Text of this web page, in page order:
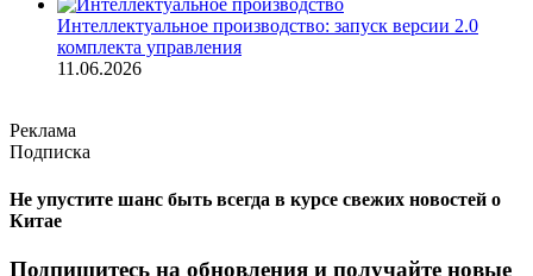
Интеллектуальное производство: запуск версии 2.0
комплекта управления
11.06.2026
Реклама
Подписка
Не упустите шанс быть всегда в курсе свежих новостей о
Китае
Подпишитесь на обновления и получайте новые